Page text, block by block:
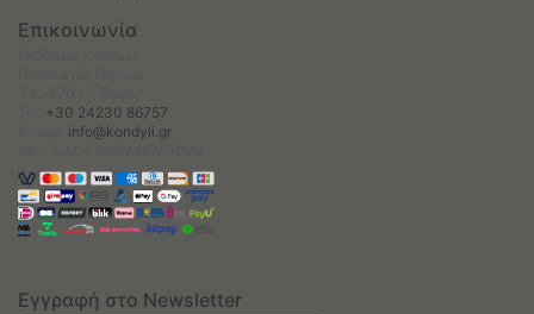
Επικοινωνία
+30 24230 86757
info@kondyli.gr
Εγγραφή στο Newsletter